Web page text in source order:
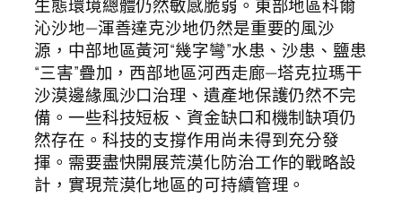
生態環境總體仍然敏感脆弱。東部地區科爾
沁沙地—渾善達克沙地仍然是重要的風沙
源，中部地區黃河“幾字彎”水患、沙患、鹽患
“三害”疊加，西部地區河西走廊—塔克拉瑪干
沙漠邊緣風沙口治理、遺產地保護仍然不完
備。一些科技短板、資金缺口和機制缺項仍
然存在。科技的支撐作用尚未得到充分發
揮。需要盡快開展荒漠化防治工作的戰略設
計，實現荒漠化地區的可持續管理。